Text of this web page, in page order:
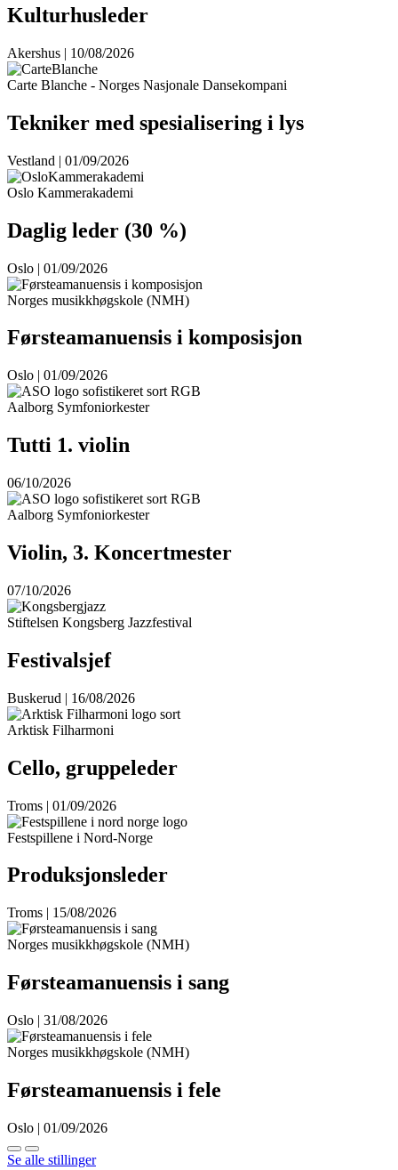
Kulturhusleder
Akershus | 10/08/2026
Carte Blanche - Norges Nasjonale Dansekompani
Tekniker med spesialisering i lys
Vestland | 01/09/2026
Oslo Kammerakademi
Daglig leder (30 %)
Oslo | 01/09/2026
Norges musikkhøgskole (NMH)
Førsteamanuensis i komposisjon
Oslo | 01/09/2026
Aalborg Symfoniorkester
Tutti 1. violin
06/10/2026
Aalborg Symfoniorkester
Violin, 3. Koncertmester
07/10/2026
Stiftelsen Kongsberg Jazzfestival
Festivalsjef
Buskerud | 16/08/2026
Arktisk Filharmoni
Cello, gruppeleder
Troms | 01/09/2026
Festspillene i Nord-Norge
Produksjonsleder
Troms | 15/08/2026
Norges musikkhøgskole (NMH)
Førsteamanuensis i sang
Oslo | 31/08/2026
Norges musikkhøgskole (NMH)
Førsteamanuensis i fele
Oslo | 01/09/2026
Se alle stillinger